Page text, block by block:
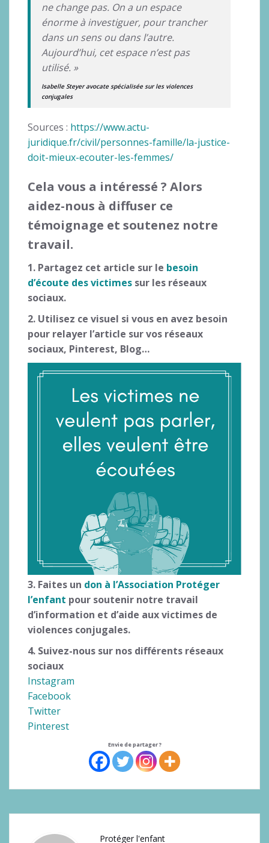
ne change pas. On a un espace
énorme à investiguer, pour trancher
dans un sens ou dans l’autre.
Aujourd’hui, cet espace n’est pas
utilisé. »
Isabelle Steyer avocate spécialisée sur les violences
conjugales
Sources : https://www.actu-
juridique.fr/civil/personnes-famille/la-justice-
doit-mieux-ecouter-les-femmes/
Cela vous a intéressé ? Alors
aidez-nous à diffuser ce
témoignage et soutenez notre
travail.
1. Partagez cet article sur le besoin
d’écoute des victimes sur les réseaux
sociaux.
2. Utilisez ce visuel si vous en avez besoin
pour relayer l’article sur vos réseaux
sociaux, Pinterest, Blog…
3. Faites un don à l’Association Protéger
l’enfant pour soutenir notre travail
d’information et d’aide aux victimes de
violences conjugales.
4. Suivez-nous sur nos différents réseaux
sociaux
Instagram
Facebook
Twitter
Pinterest
Envie de partager ?
Protéger l'enfant